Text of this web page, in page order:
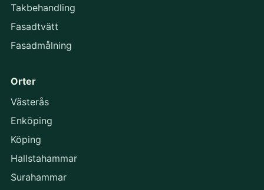
Takbehandling
Fasadtvätt
Fasadmålning
Orter
Västerås
Enköping
Köping
Hallstahammar
Surahammar